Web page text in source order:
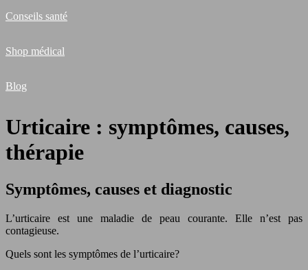
Conseils santé
Shop médical
Blog
Urticaire : symptômes, causes,
thérapie
Symptômes, causes et diagnostic
L’urticaire est une maladie de peau courante. Elle n’est pas
contagieuse.
Quels sont les symptômes de l’urticaire?